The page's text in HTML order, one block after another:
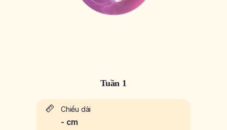
Tuần 1
Chiều dài
- cm